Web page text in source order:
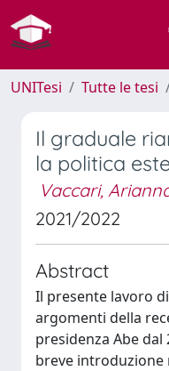
UNITesi Tutte le tesi
Il graduale
la politica
Vaccari,
2021/2022
Abstract
Il presente lavoro
argomenti della
presidenza Abe dal
breve